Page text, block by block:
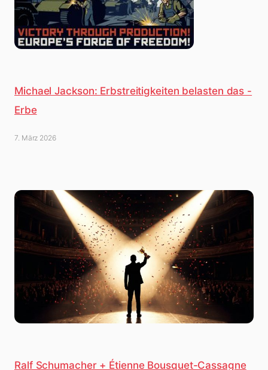
Michael Jackson: Erbstreitigkeiten belasten das -
Erbe
7. März 2026
Ralf Schumacher + Étienne Bousquet-Cassagne